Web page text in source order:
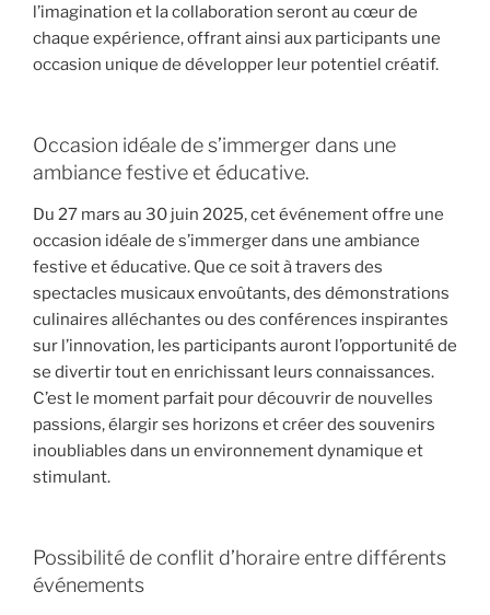
l’imagination et la collaboration seront au cœur de
chaque expérience, offrant ainsi aux participants une
occasion unique de développer leur potentiel créatif.
Occasion idéale de s’immerger dans une
ambiance festive et éducative.
Du 27 mars au 30 juin 2025, cet événement offre une
occasion idéale de s’immerger dans une ambiance
festive et éducative. Que ce soit à travers des
spectacles musicaux envoûtants, des démonstrations
culinaires alléchantes ou des conférences inspirantes
sur l’innovation, les participants auront l’opportunité de
se divertir tout en enrichissant leurs connaissances.
C’est le moment parfait pour découvrir de nouvelles
passions, élargir ses horizons et créer des souvenirs
inoubliables dans un environnement dynamique et
stimulant.
Possibilité de conflit d’horaire entre différents
événements